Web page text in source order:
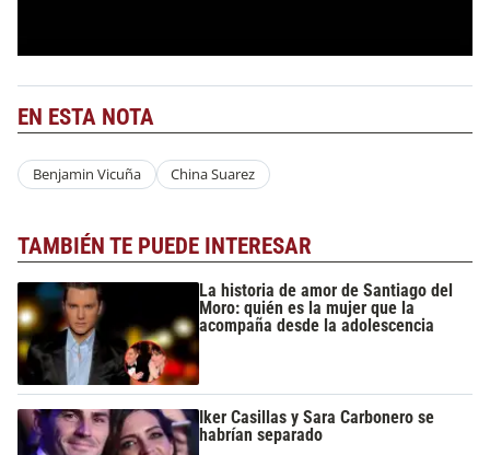
EN ESTA NOTA
Benjamin Vicuña China Suarez
TAMBIÉN TE PUEDE INTERESAR
La historia de amor de Santiago del
Moro: quién es la mujer que la
acompaña desde la adolescencia
Iker Casillas y Sara Carbonero se
habrían separado